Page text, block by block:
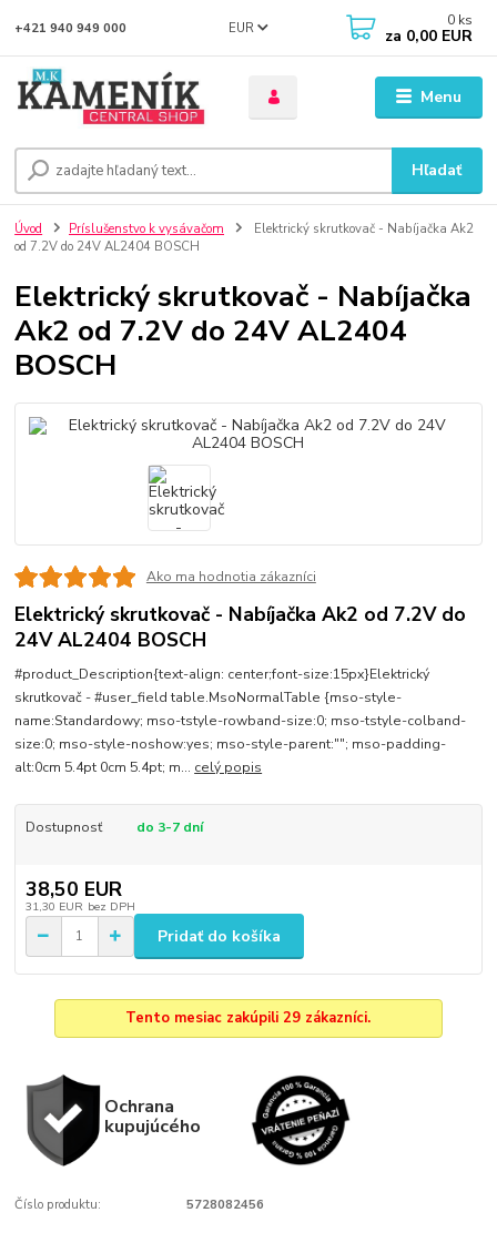
Menu
EUR
Hľadať
+421 940 949 000 0 ks
za 0,00 EUR
Úvod Príslušenstvo k vysávačom
Elektrický skrutkovač - Nabíjačka Ak2
od 7.2V do 24V AL2404 BOSCH
Elektrický skrutkovač - Nabíjačka
Ak2 od 7.2V do 24V AL2404
BOSCH
Ako ma hodnotia zákazníci
Elektrický skrutkovač - Nabíjačka Ak2 od 7.2V do
24V AL2404 BOSCH
#product_Description{text-align: center;font-size:15px}Elektrický
skrutkovač - #user_field table.MsoNormalTable {mso-style-
name:Standardowy; mso-tstyle-rowband-size:0; mso-tstyle-colband-
size:0; mso-style-noshow:yes; mso-style-parent:""; mso-padding-
alt:0cm 5.4pt 0cm 5.4pt; m... celý popis
Dostupnosť do 3-7 dní
38,50 EUR
31,30 EUR bez DPH
Pridať do košíka
Tento mesiac zakúpili 29 zákazníci.
Ochrana
kupujúcého
Číslo produktu: 5728082456